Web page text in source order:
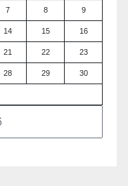
7 8 9
14 15 16
21 22 23
28 29 30